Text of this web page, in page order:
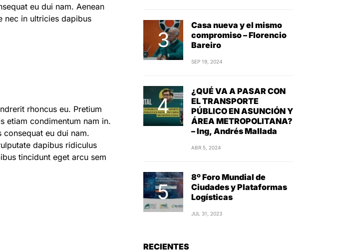
eu dui nam. Aenean
nec in ultricies dapibus
rhoncus eu. Pretium
etiam condimentum nam in.
eu dui nam.
dapibus ridiculus
tincidunt eget arcu sem
Casa nueva y el mismo
compromiso – Florencio
Bareiro
SEP 19, 2024
¿QUÉ VA A PASAR CON
EL TRANSPORTE
PÚBLICO EN ASUNCIÓN Y
ÁREA METROPOLITANA?
– Ing, Andrés Mallada
ABR 5, 2024
8º Foro Mundial de
Ciudades y Plataformas
Logísticas
JUL 31, 2023
RECIENTES